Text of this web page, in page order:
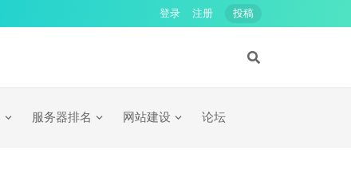
登录 注册 投稿
服务器排名 网站建设 论坛